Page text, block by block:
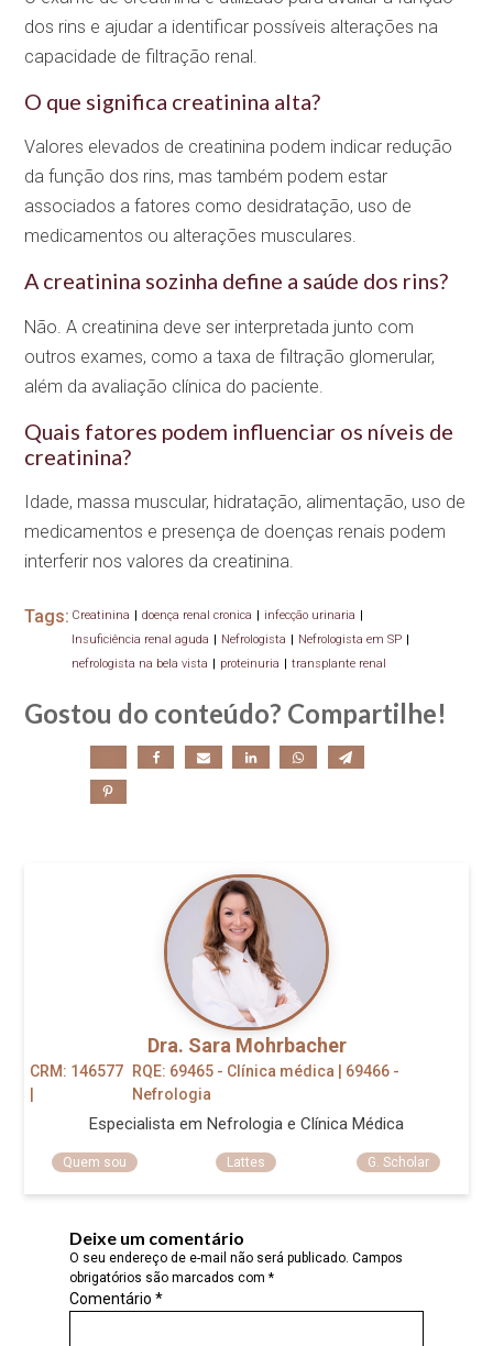
dos rins e ajudar a identificar possíveis alterações na
capacidade de filtração renal.
O que significa creatinina alta?
Valores elevados de creatinina podem indicar redução
da função dos rins, mas também podem estar
associados a fatores como desidratação, uso de
medicamentos ou alterações musculares.
A creatinina sozinha define a saúde dos rins?
Não. A creatinina deve ser interpretada junto com
outros exames, como a taxa de filtração glomerular,
além da avaliação clínica do paciente.
Quais fatores podem influenciar os níveis de
creatinina?
Idade, massa muscular, hidratação, alimentação, uso de
medicamentos e presença de doenças renais podem
interferir nos valores da creatinina.
Tags: Creatinina | doença renal cronica | infecção urinaria |
Insuficiência renal aguda | Nefrologista | Nefrologista em SP |
nefrologista na bela vista | proteinuria | transplante renal
Gostou do conteúdo? Compartilhe!
Dra. Sara Mohrbacher
CRM: 146577
RQE: 69465 - Clínica médica | 69466 -
Nefrologia
Especialista em Nefrologia e Clínica Médica
Quem sou Lattes G. Scholar
Deixe um comentário
O seu endereço de e-mail não será publicado. Campos
obrigatórios são marcados com *
Comentário *